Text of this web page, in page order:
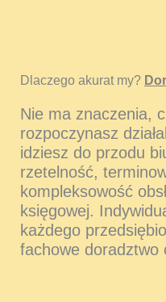
Dlaczego akurat my?
Nie ma znaczenia,
rozpoczynasz
idziesz do przodu
rzetelność,
kompleksowość
księgowej.
każdego
fachowe doradztwo